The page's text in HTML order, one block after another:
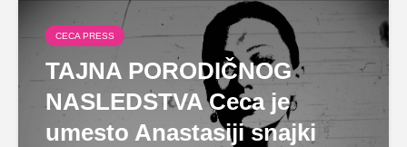
CECA PRESS
TAJNA PORODIČNOG
NASLEDSTVA Ceca je
umesto Anastasiji snajki